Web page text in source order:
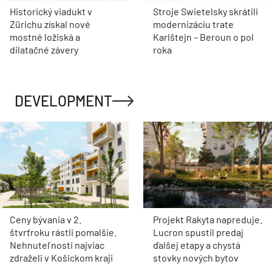
Historický viadukt v
Zürichu získal nové
mostné ložiská a
dilatačné závery
Stroje Swietelsky skrátili
modernizáciu trate
Karlštejn – Beroun o pol
roka
DEVELOPMENT
Ceny bývania v 2.
štvrťroku rástli pomalšie.
Nehnuteľnosti najviac
zdraželi v Košickom kraji
Projekt Rakyta napreduje.
Lucron spustil predaj
ďalšej etapy a chystá
stovky nových bytov